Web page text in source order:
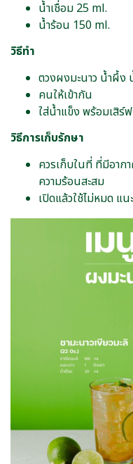
น้ำเชื่อม 25 ml.
น้ำร้อน 150 ml.
วิธีทำ
ตวงผงมะนาว น้ำผึ้ง
คนให้เข้ากัน
ใส่น้ำแข็ง พร้อมเสิร์ฟ
วิธีการเก็บรักษา
ควรเก็บในที่ ที่มีอาก
ความร้อนสะสม
เปิดแล้วใช้ไม่หมด แ